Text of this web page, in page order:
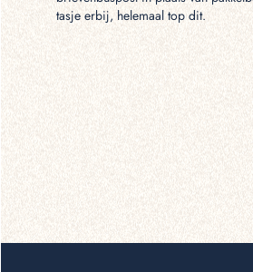
tasje erbij, helemaal top dit.